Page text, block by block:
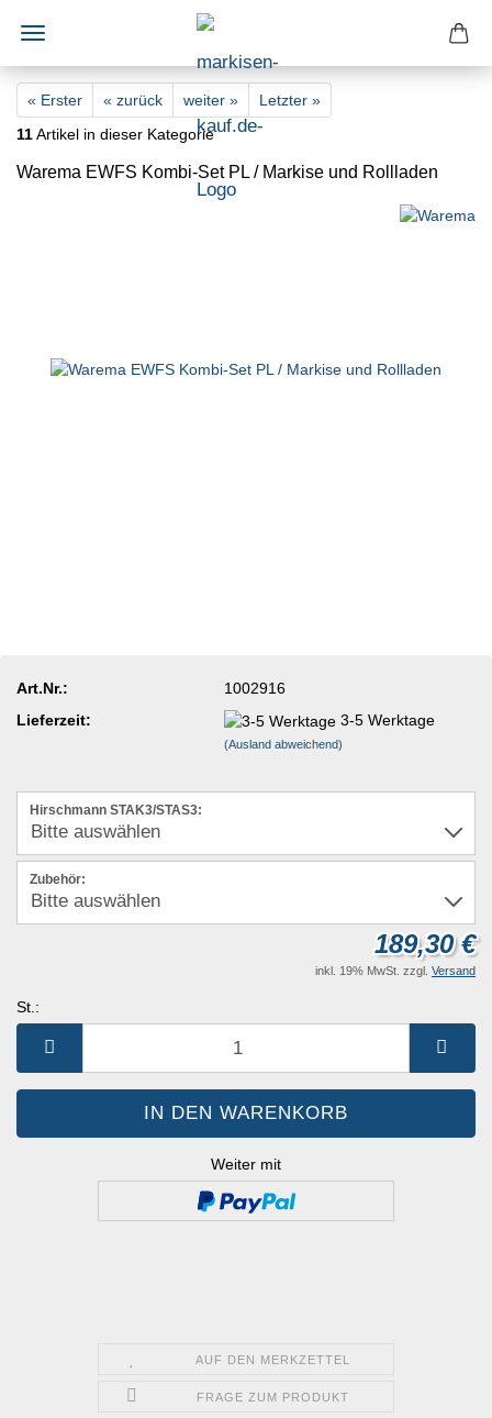
« Erster « zurück weiter »
Letzter »
11Artikel in dieser Kategorie
Warema EWFS Kombi-Set PL / Markise und Rollladen
Art.Nr.:
1002916
Lieferzeit:
3-5 Werktage
(Ausland abweichend)
Hirschmann STAK3/STAS3:
Zubehör:
189,30 €
inkl. 19% MwSt. zzgl. Versand
St.:
Weiter mit
AUF DEN MERKZETTEL
FRAGE ZUM PRODUKT